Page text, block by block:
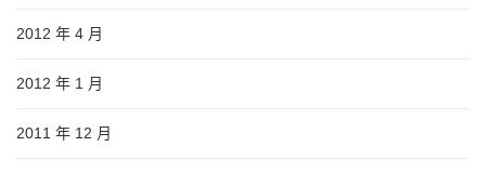
2012 年 4 月
2012 年 1 月
2011 年 12 月